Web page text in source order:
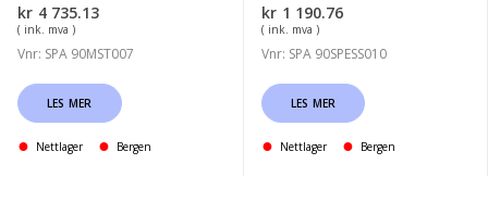
kr 4 735.13
( ink. mva )
Vnr: SPA 90MST007
LES MER
Nettlager Bergen
kr 1 190.76
( ink. mva )
Vnr: SPA 90SPESS010
LES MER
Nettlager Bergen